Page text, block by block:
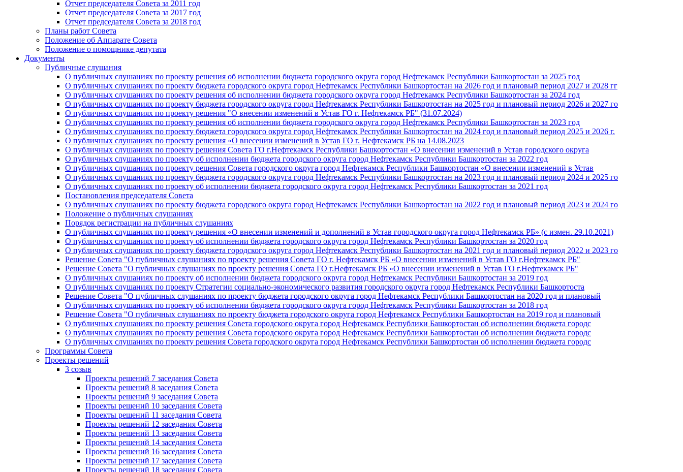
Отчет председателя Совета за 2011 год
Отчет председателя Совета за 2017 год
Отчет председателя Совета за 2018 год
Планы работ Совета
Положение об Аппарате Совета
Положение о помощнике депутата
Документы
Публичные слушания
О публичных слушаниях по проекту решения об исполнении бюджета городского округа город Нефтекамск Республики Башкортостан за 2025 год
О публичных слушаниях по проекту бюджета городского округа город Нефтекамск Республики Башкортостан на 2026 год и плановый период 2027 и 2028 гг
О публичных слушаниях по проекту решения об исполнении бюджета городского округа город Нефтекамск Республики Башкортостан за 2024 год
О публичных слушаниях по проекту бюджета городского округа город Нефтекамск Республики Башкортостан на 2025 год и плановый период 2026 и 2027 го
О публичных слушаниях по проекту решения "О внесении изменений в Устав ГО г. Нефтекамск РБ" (31.07.2024)
О публичных слушаниях по проекту решения об исполнении бюджета городского округа город Нефтекамск Республики Башкортостан за 2023 год
О публичных слушаниях по проекту бюджета городского округа город Нефтекамск Республики Башкортостан на 2024 год и плановый период 2025 и 2026 г.
О публичных слушаниях по проекту решения «О внесении изменений в Устав ГО г. Нефтекамск РБ на 14.08.2023
О публичных слушаниях по проекту решения Совета ГО г.Нефтекамск Республики Башкортостан «О внесении изменений в Устав городского округа
О публичных слушаниях по проекту об исполнении бюджета городского округа город Нефтекамск Республики Башкортостан за 2022 год
О публичных слушаниях по проекту решения Совета городского округа город Нефтекамск Республики Башкортостан «О внесении изменений в Устав
О публичных слушаниях по проекту бюджета городского округа город Нефтекамск Республики Башкортостан на 2023 год и плановый период 2024 и 2025 го
О публичных слушаниях по проекту об исполнении бюджета городского округа город Нефтекамск Республики Башкортостан за 2021 год
Постановления председателя Совета
О публичных слушаниях по проекту бюджета городского округа город Нефтекамск Республики Башкортостан на 2022 год и плановый период 2023 и 2024 го
Положение о публичных слушаниях
Порядок регистрации на публичных слушаниях
О публичных слушаниях по проекту решения «О внесении изменений и дополнений в Устав городского округа город Нефтекамск РБ» (с измен. 29.10.2021)
О публичных слушаниях по проекту об исполнении бюджета городского округа город Нефтекамск Республики Башкортостан за 2020 год
О публичных слушаниях по проекту бюджета городского округа город Нефтекамск Республики Башкортостан на 2021 год и плановый период 2022 и 2023 го
Решение Совета "О публичных слушаниях по проекту решения Совета ГО г. Нефтекамск РБ «О внесении изменений в Устав ГО г.Нефтекамск РБ"
Решение Совета "О публичных слушаниях по проекту решения Совета ГО г.Нефтекамск РБ «О внесении изменений в Устав ГО г.Нефтекамск РБ"
О публичных слушаниях по проекту об исполнении бюджета городского округа город Нефтекамск Республики Башкортостан за 2019 год
О публичных слушаниях по проекту Стратегии социально-экономического развития городского округа город Нефтекамск Республики Башкортоста
Решение Совета "О публичных слушаниях по проекту бюджета городского округа город Нефтекамск Республики Башкортостан на 2020 год и плановый
О публичных слушаниях по проекту об исполнении бюджета городского округа город Нефтекамск Республики Башкортостан за 2018 год
Решение Совета "О публичных слушаниях по проекту бюджета городского округа город Нефтекамск Республики Башкортостан на 2019 год и плановый
О публичных слушаниях по проекту решения Совета городского округа город Нефтекамск Республики Башкортостан об исполнении бюджета городс
О публичных слушаниях по проекту решения Совета городского округа город Нефтекамск Республики Башкортостан об исполнении бюджета городс
О публичных слушаниях по проекту решения Совета городского округа город Нефтекамск Республики Башкортостан об исполнении бюджета городс
Программы Совета
Проекты решений
3 созыв
Проекты решений 7 заседания Совета
Проекты решений 8 заседания Совета
Проекты решений 9 заседания Совета
Проекты решений 10 заседания Совета
Проекты решений 11 заседания Совета
Проекты решений 12 заседания Совета
Проекты решений 13 заседания Совета
Проекты решений 14 заседания Совета
Проекты решений 16 заседания Совета
Проекты решений 17 заседания Совета
Проекты решений 18 заседания Совета